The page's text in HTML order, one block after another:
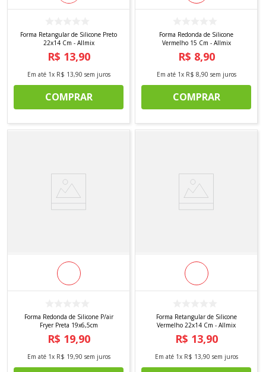
Forma Retangular de Silicone Preto
22x14 Cm - Allmix
R$ 13,90
Em até 1x R$ 13,90 sem juros
COMPRAR
Forma Redonda de Silicone
Vermelho 15 Cm - Allmix
R$ 8,90
Em até 1x R$ 8,90 sem juros
COMPRAR
Forma Redonda de Silicone P/air
Fryer Preta 19x6,5cm
R$ 19,90
Em até 1x R$ 19,90 sem juros
Forma Retangular de Silicone
Vermelho 22x14 Cm - Allmix
R$ 13,90
Em até 1x R$ 13,90 sem juros